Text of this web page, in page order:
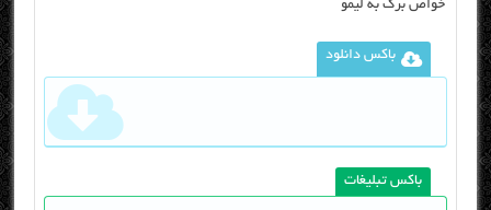
خواص برگ به لیمو
باکس دانلود
باکس تبلیغات